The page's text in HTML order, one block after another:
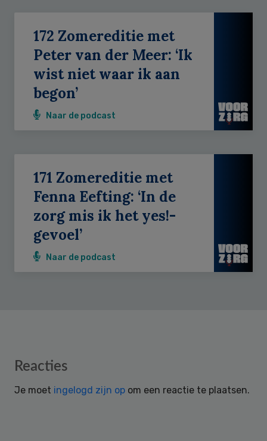
172 Zomereditie met
Peter van der Meer: ‘Ik
wist niet waar ik aan
begon’
Naar de podcast
171 Zomereditie met
Fenna Eefting: ‘In de
zorg mis ik het yes!-
gevoel’
Naar de podcast
Reader
Reacties
Je moet ingelogd zijn op om een reactie te plaatsen.